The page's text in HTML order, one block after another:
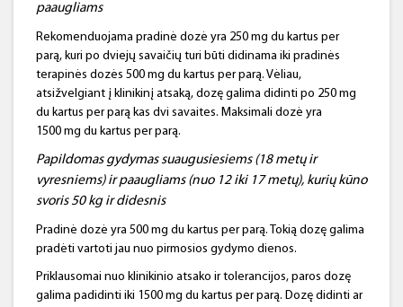
paaugliams
Rekomenduojama pradinė dozė yra 250 mg du kartus per
parą, kuri po dviejų savaičių turi būti didinama iki pradinės
terapinės dozės 500 mg du kartus per parą. Vėliau,
atsižvelgiant į klinikinį atsaką, dozę galima didinti po 250 mg
du kartus per parą kas dvi savaites. Maksimali dozė yra
1500 mg du kartus per parą.
Papildomas gydymas suaugusiesiems (18 metų ir
vyresniems) ir paaugliams (nuo 12 iki 17 metų), kurių kūno
svoris 50 kg ir didesnis
Pradinė dozė yra 500 mg du kartus per parą. Tokią dozę galima
pradėti vartoti jau nuo pirmosios gydymo dienos.
Priklausomai nuo klinikinio atsako ir tolerancijos, paros dozę
galima padidinti iki 1500 mg du kartus per parą. Dozę didinti ar